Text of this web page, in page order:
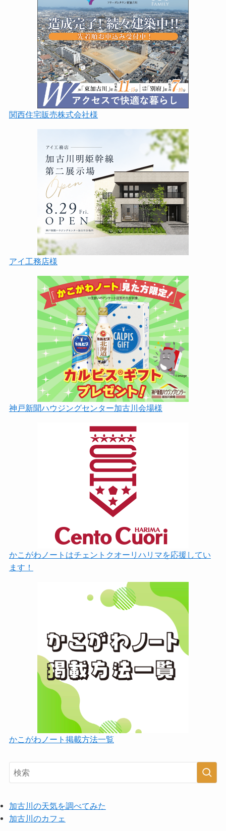
関西住宅販売株式会社様
アイ工務店様
神戸新聞ハウジングセンター加古川会場様
かこがわノートはチェントクオーリハリマを応援してい
ます！
かこがわノート掲載方法一覧
加古川の天気を調べてみた
加古川のカフェ